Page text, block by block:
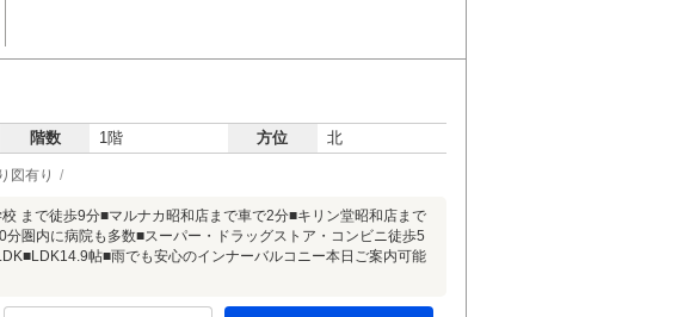
階数 1階 方位 北
図有り
まで徒歩9分■マルナカ昭和店まで車で2分■キリン堂昭和店まで
圏内に病院も多数■スーパー・ドラッグストア・コンビニ徒歩5
帖■雨でも安心のインナーバルコニー本日ご案内可能